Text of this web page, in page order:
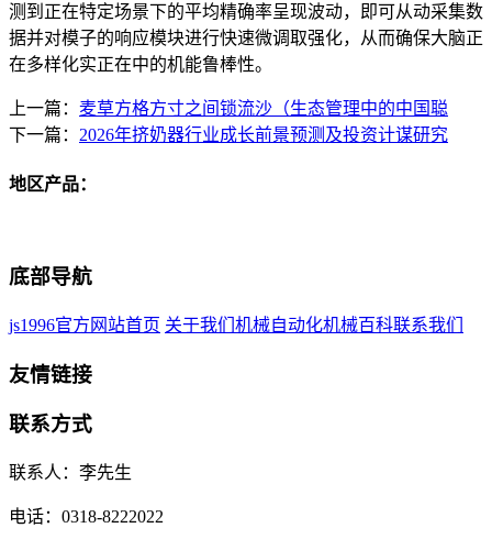
测到正在特定场景下的平均精确率呈现波动，即可从动采集数
据并对模子的响应模块进行快速微调取强化，从而确保大脑正
在多样化实正在中的机能鲁棒性。
上一篇： 麦草方格方寸之间锁流沙（生态管理中的中国聪
下一篇： 2026年挤奶器行业成长前景预测及投资计谋研究
地区产品：
底部导航
js1996官方网站首页 关于我们 机械自动化机械百科联系我们
友情链接
联系方式
联系人：李先生
电话：0318-8222022